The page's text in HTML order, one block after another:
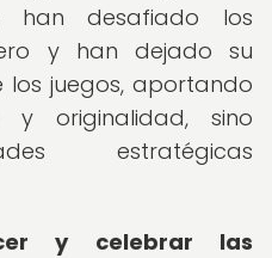
han desafiado los
y han dejado su
los juegos, aportando
originalidad, sino
estratégicas
y celebrar las